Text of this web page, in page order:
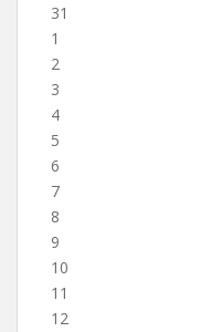
31
1
2
3
4
5
6
7
8
9
10
11
12